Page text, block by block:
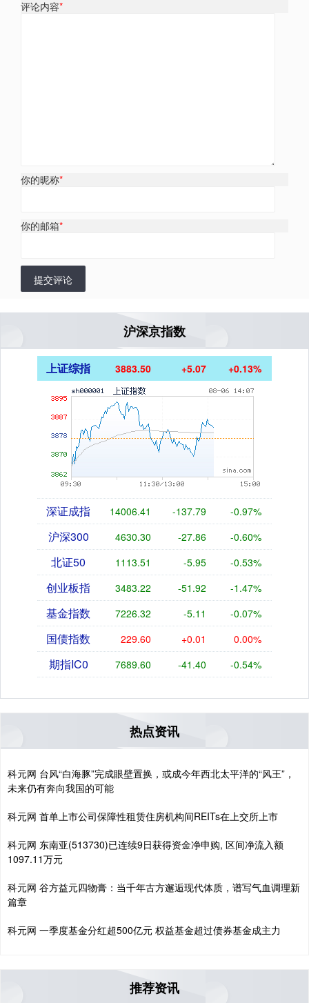
评论内容*
你的昵称*
你的邮箱*
提交评论
沪深京指数
上证综指 3883.54 +5.11 +0.13%
深证成指 14004.84 -139.37 -0.99%
沪深300 4630.45 -27.70 -0.59%
北证50 1113.67 -5.79 -0.52%
创业板指 3482.91 -52.23 -1.48%
基金指数 7226.35 -5.09 -0.07%
国债指数 229.60 +0.01 0.00%
期指IC0 7691.00 -40.00 -0.52%
热点资讯
科元网 台风“白海豚”完成眼壁置换，或成今年西北太平洋的“风王”，
未来仍有奔向我国的可能
科元网 首单上市公司保障性租赁住房机构间REITs在上交所上市
科元网 东南亚(513730)已连续9日获得资金净申购, 区间净流入额
1097.11万元
科元网 谷方益元四物膏：当千年古方邂逅现代体质，谱写气血调理新
篇章
科元网 一季度基金分红超500亿元 权益基金超过债券基金成主力
推荐资讯